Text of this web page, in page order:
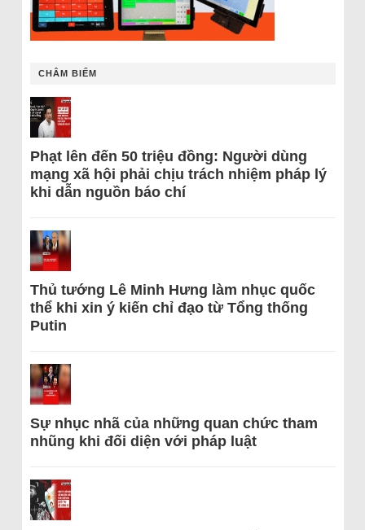
CHÂM BIẾM
Phạt lên đến 50 triệu đồng: Người dùng
mạng xã hội phải chịu trách nhiệm pháp lý
khi dẫn nguồn báo chí
Thủ tướng Lê Minh Hưng làm nhục quốc
thể khi xin ý kiến chỉ đạo từ Tổng thống
Putin
Sự nhục nhã của những quan chức tham
nhũng khi đối diện với pháp luật